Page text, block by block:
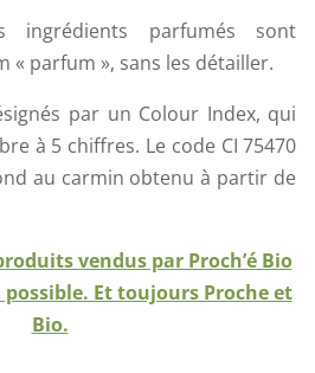
ingrédients parfumés sont
« parfum », sans les détailler.
par un Colour Index, qui
à 5 chiffres. Le code CI 75470
au carmin obtenu à partir de
vendus par Proch’é Bio
Et toujours Proche et
Bio.